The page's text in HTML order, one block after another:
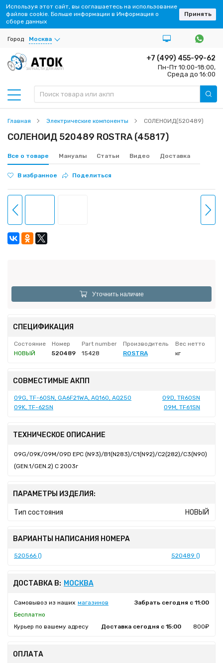
Город Москва
ЗАПЧАСТИ ДЛЯ АКПП
+7 (499) 455-99-62
Пн-Пт 10:00-18:00,
Среда до 16:00
Главная Электрические компоненты СОЛЕНОИД(520489)
СОЛЕНОИД 520489 ROSTRA (45817)
Все о товаре Мануалы Статьи Видео Доставка
В избранное Поделиться
Уточнить наличие
СПЕЦИФИКАЦИЯ
Состояние Номер Part number Производитель
Вес нетто
НОВЫЙ
520489 15428 ROSTRA кг
СОВМЕСТИМЫЕ АКПП
09G, TF-60SN, GA6F21WA, AQ160, AQ250
09D, TR60SN
09K, TF-62SN
09M, TF61SN
ТЕХНИЧЕСКОЕ ОПИСАНИЕ
09G/09K/09M/09D EPC (N93)/B1(N283)/C1(N92)/C2(282)/C3(N90)
(GEN.1/GEN.2) C 2003г
ПАРАМЕТРЫ ИЗДЕЛИЯ:
Тип состояния НОВЫЙ
ВАРИАНТЫ НАПИСАНИЯ НОМЕРА
520566 () 520489 ()
ДОСТАВКА В: МОСКВА
Самовывоз из наших магазинов
Забрать сегодня с 11:00
Бесплатно
Курьер по вашему адресу
Доставка сегодня с 15:00 800₽
ОПЛАТА
Используя этот сайт, вы соглашаетесь на использование
файлов cookie. Больше информации в Информация о
сборе данных
Принять